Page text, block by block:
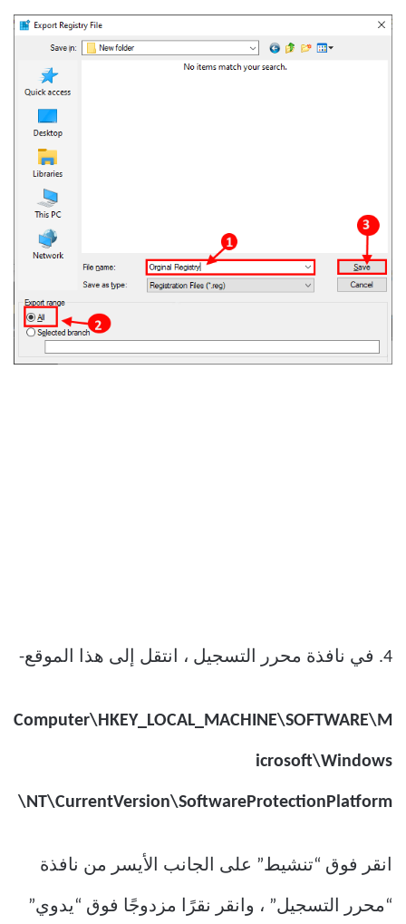
4. في نافذة محرر التسجيل ، انتقل إلى هذا الموقع-
Computer\HKEY_LOCAL_MACHINE\SOFTWARE\M
icrosoft\Windows
NT\CurrentVersion\SoftwareProtectionPlatform\
انقر فوق “تنشيط” على الجانب الأيسر من نافذة
“محرر التسجيل” ، وانقر نقرًا مزدوجًا فوق “يدوي”